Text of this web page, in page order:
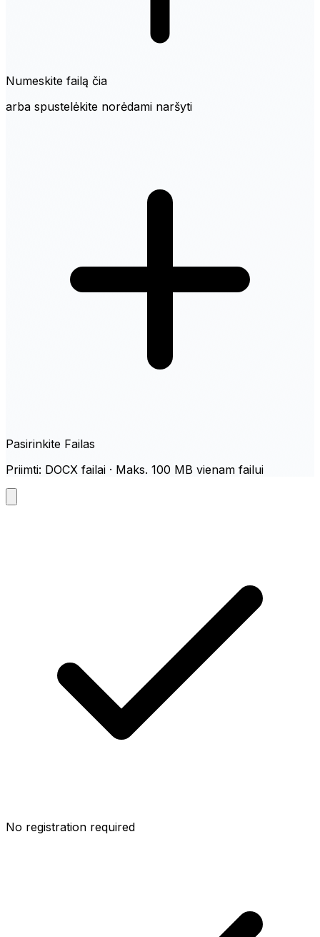
Numeskite failą čia
arba spustelėkite norėdami naršyti
Pasirinkite Failas
Priimti: DOCX failai · Maks. 100 MB vienam failui
No registration required